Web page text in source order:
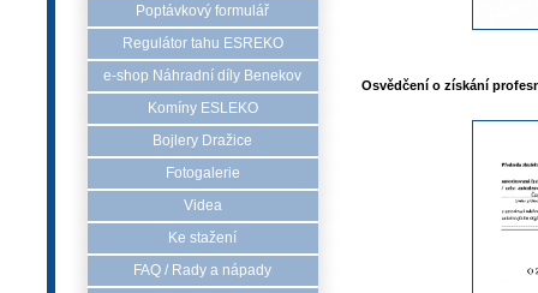
Poptávkový formulář
Regulátor tahu ESREKO
e-shop Náhradní díly Benekov
Komíny ESLEKO
Bojlery Dražice
Fotogalerie
Videa
Ke stažení
FAQ / Rady a nápady
Osvědčení o získání